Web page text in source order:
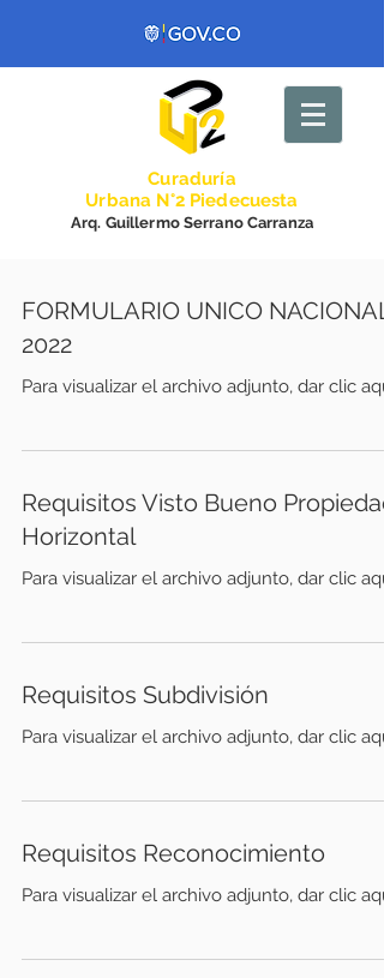
Curaduría
Urbana N°2 Piedecuesta
Arq. Guillermo Serrano Carranza
FORMULARIO UNICO NACIONAL
2022
Para visualizar el archivo adjunto, dar clic aquí
Requisitos Visto Bueno Propiedad
Horizontal
Para visualizar el archivo adjunto, dar clic
Requisitos Subdivisión
Para visualizar el archivo adjunto, dar clic
Requisitos Reconocimiento
Para visualizar el archivo adjunto, dar clic